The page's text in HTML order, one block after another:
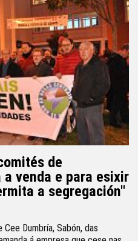
de
venda e para esixir
a segregación"
Dumbría, Sabón, das